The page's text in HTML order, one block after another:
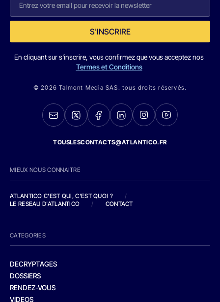
S'INSCRIRE
En cliquant sur s'inscrire, vous confirmez que vous acceptez nos
Termes et Conditions
© 2026 Talmont Media SAS. tous droits réservés.
TOUSLESCONTACTS@ATLANTICO.FR
MIEUX NOUS CONNAITRE
ATLANTICO C'EST QUI, C'EST QUOI ?
/
LE RESEAU D'ATLANTICO
/ CONTACT
CATEGORIES
DECRYPTAGES
DOSSIERS
RENDEZ-VOUS
VIDEOS